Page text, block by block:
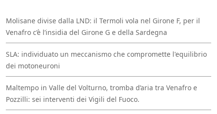
Molisane divise dalla LND: il Termoli vola nel Girone F, per il
Venafro c’è l’insidia del Girone G e della Sardegna
SLA: individuato un meccanismo che compromette l'equilibrio
dei motoneuroni
Maltempo in Valle del Volturno, tromba d’aria tra Venafro e
Pozzilli: sei interventi dei Vigili del Fuoco.